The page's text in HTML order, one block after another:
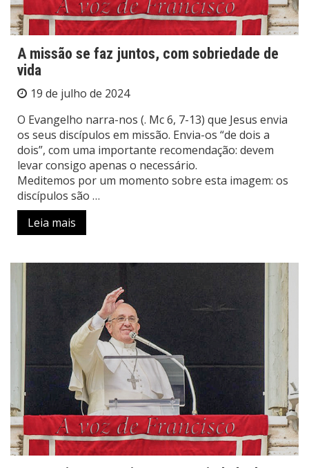
A missão se faz juntos, com sobriedade de
vida
19 de julho de 2024
O Evangelho narra-nos (. Mc 6, 7-13) que Jesus envia
os seus discípulos em missão. Envia-os “de dois a
dois”, com uma importante recomendação: devem
levar consigo apenas o necessário.
Meditemos por um momento sobre esta imagem: os
discípulos são …
Leia mais